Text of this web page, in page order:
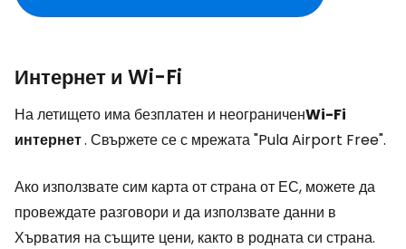
Интернет и Wi-Fi
На летището има безплатен и неограниченWi-Fi
интернет. Свържете се с мрежата "Pula Airport Free".
Ако използвате сим карта от страна от ЕС, можете да
провеждате разговори и да използвате данни в
Хърватия на същите цени, както в родната си страна.